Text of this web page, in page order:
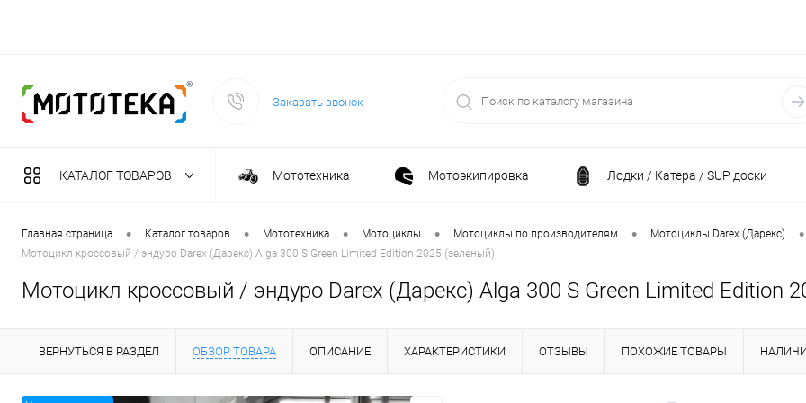
Заказать звонок
КАТАЛОГ ТОВАРОВ Мототехника Мотоэкипировка Лодки / Катера / SUP доски
Садовая техника Спортивные товары / Велосипеды / Самокаты
Масла и тех. жидкости Генераторы и электростанции
Главная страница • Каталог товаров • Мототехника • Мотоциклы • Мотоциклы по производителям • Мотоциклы Darex (Дарекс) •
Мотоцикл кроссовый / эндуро Darex (Дарекс) Alga 300 S Green Limited Edition 2025 (зеленый)
Мотоцикл кроссовый / эндуро Darex (Дарекс) Alga 300 S Green Limited Edition
ВЕРНУТЬСЯ В РАЗДЕЛ ОБЗОР ТОВАРА ОПИСАНИЕ ХАРАКТЕРИСТИКИ ОТЗЫВЫ ПОХОЖИЕ ТОВАРЫ